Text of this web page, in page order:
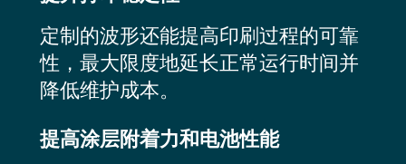
定制的波形还能提高印刷过程的可靠
性，最大限度地延长正常运行时间并
降低维护成本。
提高涂层附着力和电池性能